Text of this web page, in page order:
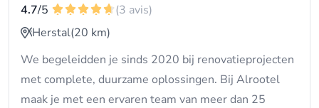
4.7/5
(3 avis)
Herstal(20 km)
We begeleidden je sinds 2020 bij renovatieprojecten
met complete, duurzame oplossingen. Bij Alrootel
maak je met een ervaren team van meer dan 25